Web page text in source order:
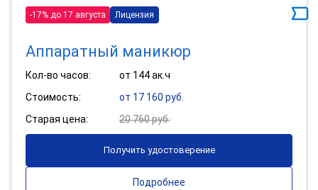
-17% до 17 августа Лицензия
Аппаратный маникюр
Кол-во часов:
от 144 ак.ч
Стоимость:
от 17 160 руб.
Старая цена:
20 760 руб.
Получить удостоверение
Подробнее